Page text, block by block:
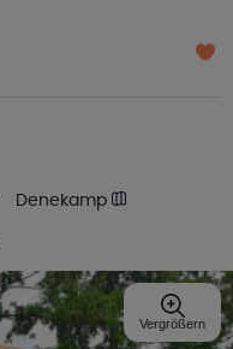
Denekamp
Vergrößern